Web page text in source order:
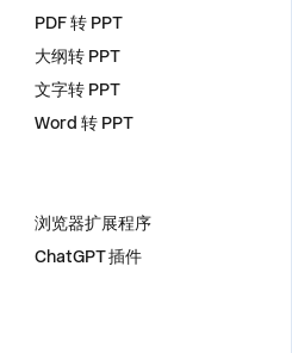
PDF 转 PPT
大纲转 PPT
文字转 PPT
Word 转 PPT
浏览器扩展程序
ChatGPT 插件